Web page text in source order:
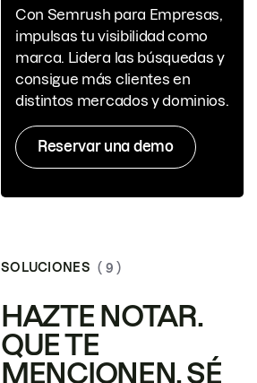
Con Semrush para Empresas,
impulsas tu visibilidad como
marca. Lidera las búsquedas y
consigue más clientes en
distintos mercados y dominios.
Reservar una demo
SOLUCIONES ( 9 )
HAZTE NOTAR.
QUE TE
MENCIONEN. SÉ